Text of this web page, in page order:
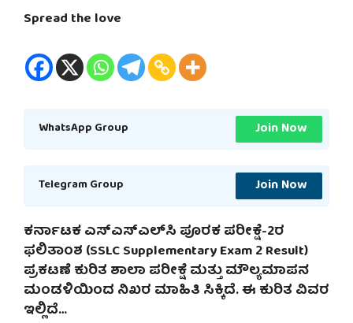
Spread the love
WhatsApp Group Join Now
Telegram Group Join Now
ಕರ್ನಾಟಕ ಎಸ್‌ಎಸ್‌ಎಲ್‌ಸಿ ಪೂರಕ ಪರೀಕ್ಷೆ-2ರ
ಫಲಿತಾಂಶ (SSLC Supplementary Exam 2 Result)
ಪ್ರಕಟಣೆ ಕುರಿತ ಶಾಲಾ ಪರೀಕ್ಷೆ ಮತ್ತು ಮೌಲ್ಯಮಾಪನ
ಮಂಡಳಿಯಿಂದ ನಿಖರ ಮಾಹಿತಿ ಸಿಕ್ಕಿದೆ. ಈ ಕುರಿತ ವಿವರ
ಇಲ್ಲಿದೆ…